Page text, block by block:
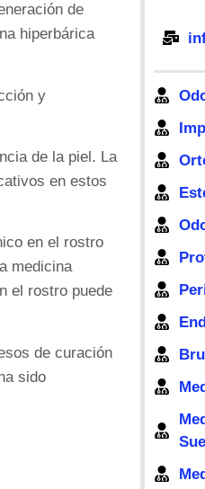
de
hiperbárica
y
de la piel. La
en estos
en el rostro
medicina
el rostro puede
de curación
sido